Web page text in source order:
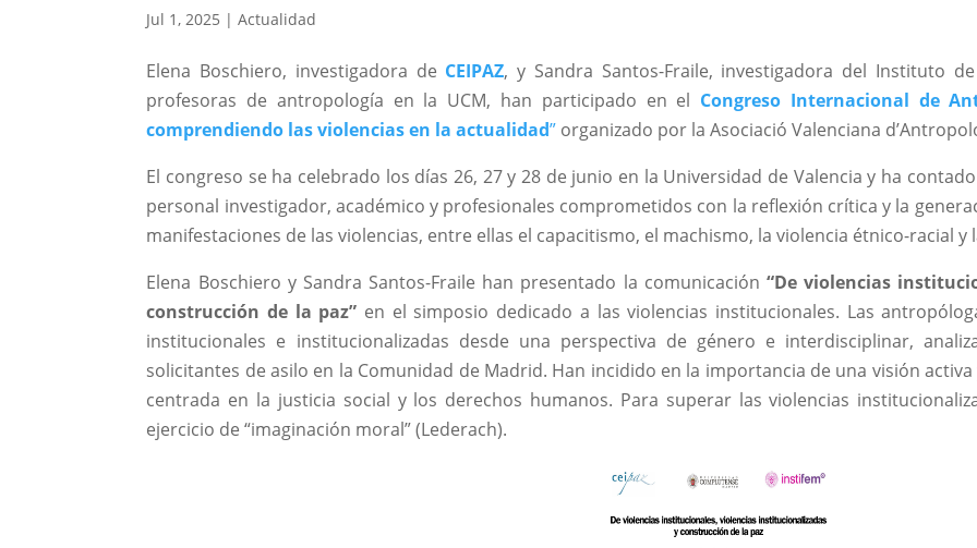
Jul 1, 2025 |Actualidad
Elena Boschiero, investigadora de CEIPAZ, y Sandra Santos-Fraile, investigadora del Instituto
profesoras de antropología en la UCM, han participado en el Congreso Internacional de
comprendiendo las violencias en la actualidad” organizado por la Asociació Valenciana
El congreso se ha celebrado los días 26, 27 y 28 de junio en la Universidad de Valencia y ha
personal investigador, académico y profesionales comprometidos con la reflexión crítica y la
manifestaciones de las violencias, entre ellas el capacitismo, el machismo, la violencia étnico-racial
Elena Boschiero y Sandra Santos-Fraile han presentado la comunicación “De violencias
construcción de la paz” en el simposio dedicado a las violencias institucionales. Las
institucionales e institucionalizadas desde una perspectiva de género e interdisciplinar,
solicitantes de asilo en la Comunidad de Madrid. Han incidido en la importancia de una visión
centrada en la justicia social y los derechos humanos. Para superar las violencias
ejercicio de “imaginación moral” (Lederach).